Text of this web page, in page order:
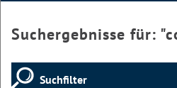
Suchergebnisse für: "
Suchfilter